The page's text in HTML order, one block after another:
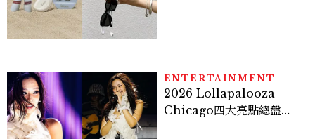
ENTERTAINMENT
2026 Lollapalooza
Chicago四大亮點總盤